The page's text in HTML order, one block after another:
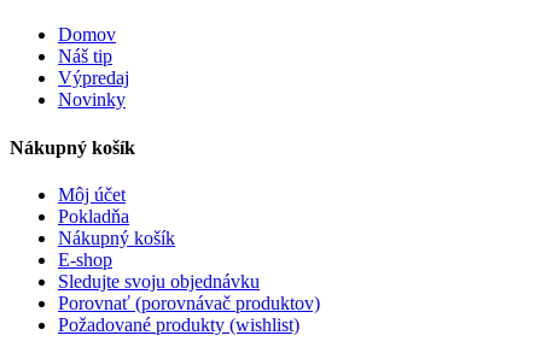
Domov
Náš tip
Výpredaj
Novinky
Nákupný košík
Môj účet
Pokladňa
Nákupný košík
E-shop
Sledujte svoju objednávku
Porovnať (porovnávač produktov)
Požadované produkty (wishlist)